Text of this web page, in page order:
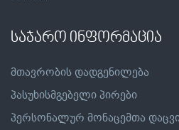
საჯარო ინფორმაცია
მთავრობის დადგენილება
პასუხისმგებელი პირები
პერსონალურ მონაცემთა